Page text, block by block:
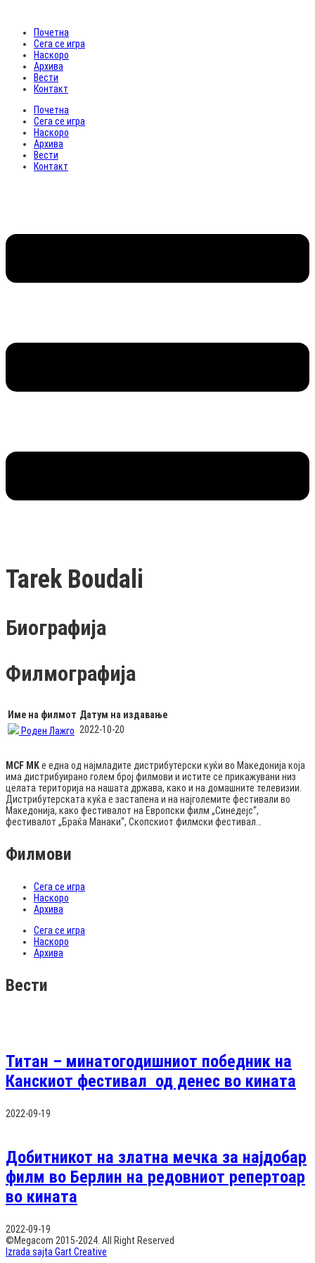
Почетна
Сега се игра
Наскоро
Архива
Вести
Контакт
Почетна
Сега се игра
Наскоро
Архива
Вести
Контакт
Tarek Boudali
Биографија
Филмографија
Име на филмот Датум на издавање
Роден Лажго 2022-10-20
MCF MKе една од најмладите дистрибутерски куќи во Македонија која
има дистрибуирано голем број филмови и истите се прикажувани низ
целата територија на нашата држава, како и на домашните телевизии.
Дистрибутерската куќа е застапена и на најголемите фестивали во
Македонија, како фестивалот на Европски филм „Синедејс“,
фестивалот „Браќа Манаки“, Скопскиот филмски фестивал…
Филмови
Сега се игра
Наскоро
Архива
Сега се игра
Наскоро
Архива
Вести
Титан – минатогодишниот победник на
Канскиот фестивал од денес во кината
2022-09-19
Добитникот на златна мечка за најдобар
филм во Берлин на редовниот репертоар
во кината
2022-09-19
©Megacom 2015-2024. All Right Reserved
Izrada sajta Gart Creative